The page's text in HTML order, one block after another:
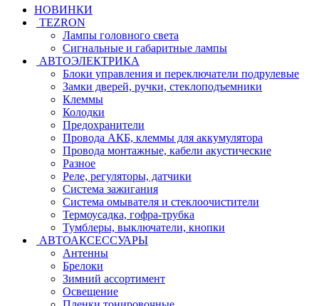
НОВИНКИ
TEZRON
Лампы головного света
Сигнальные и габаритные лампы
АВТОЭЛЕКТРИКА
Блоки управления и переключатели подрулевые
Замки дверей, ручки, стеклоподъемники
Клеммы
Колодки
Предохранители
Провода АКБ, клеммы для аккумулятора
Провода монтажные, кабели акустические
Разное
Реле, регуляторы, датчики
Система зажигания
Система омывателя и стеклоочистители
Термоусадка, гофра-трубка
Тумблеры, выключатели, кнопки
АВТОАКСЕССУАРЫ
Антенны
Брелоки
Зимний ассортимент
Освещение